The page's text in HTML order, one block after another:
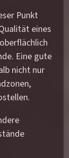
Punkt
eines
Eine gute
nicht nur